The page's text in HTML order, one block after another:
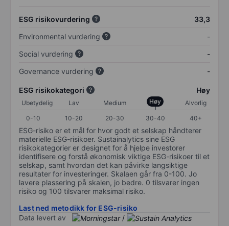
ESG risikovurdering
33,3
Environmental vurdering
-
Social vurdering
-
Governance vurdering
-
ESG risikokategori Høy
Ubetydelig Lav Medium Høy
Alvorlig
0-10
10-20 20-30 30-40 40+
ESG-risiko er et mål for hvor godt et selskap håndterer
materielle ESG-risikoer. Sustainalytics sine ESG
risikokategorier er designet for å hjelpe investorer
identifisere og forstå økonomisk viktige ESG-risikoer til et
selskap, samt hvordan det kan påvirke langsiktige
resultater for investeringer. Skalaen går fra 0-100. Jo
lavere plassering på skalen, jo bedre. 0 tilsvarer ingen
risiko og 100 tilsvarer maksimal risiko.
Last ned metodikk for ESG-risiko
Data levert av
/